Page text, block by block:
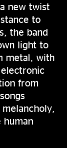
new twist
to
the band
light to
metal, with
from
human